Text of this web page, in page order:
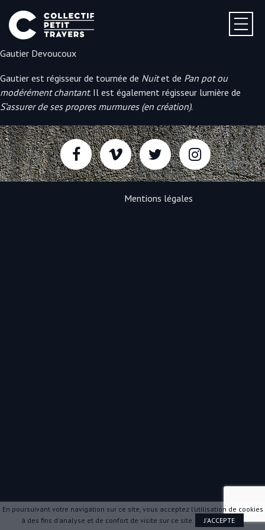
En poursuivant votre navigation sur ce site, vous acceptez l’utilisation de cookies
à des fins d'analyse et de confort de visite sur ce site.
J'ACCEPTE
Gautier Devoucoux
Gautier est régisseur de tournée de Nuitet de Pan pot ou
modérément chantant. Il est également régisseur lumière de
S’assurer de ses propres murmures (en création).
Mentions légales